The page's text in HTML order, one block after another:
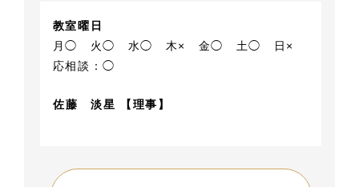
教室曜日
月◯
火◯ 水◯ 木× 金◯ 土◯
日×
応相談：◯
佐藤 淡星 【理事】